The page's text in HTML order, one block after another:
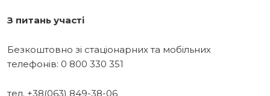
З питань участі
Безкоштовно зі стаціонарних та мобільних
телефонів: 0 800 330 351
тел. +38(063) 849-38-06